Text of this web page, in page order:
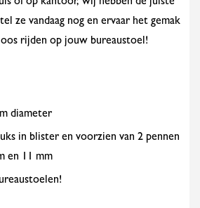
ze vandaag nog en ervaar het gemak
rijden op jouw bureaustoel!
diameter
in blister en voorzien van 2 pennen
en 11 mm